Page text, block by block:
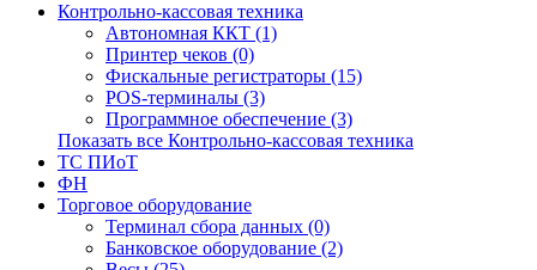
Контрольно-кассовая техника
Автономная ККТ (1)
Принтер чеков (0)
Фискальные регистраторы (15)
POS-терминалы (3)
Программное обеспечение (3)
Показать все Контрольно-кассовая техника
ТС ПИоТ
ФН
Торговое оборудование
Терминал сбора данных (0)
Банковское оборудование (2)